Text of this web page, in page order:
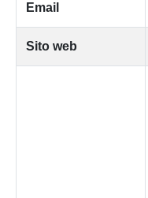
Email
Sito web